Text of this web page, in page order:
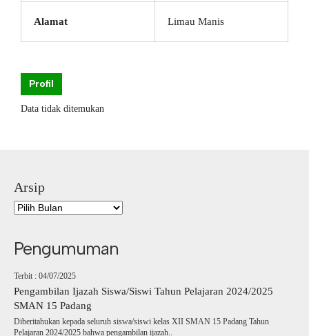
Alamat Limau Manis
Profil
Data tidak ditemukan
Arsip
Pengumuman
Terbit : 04/07/2025
Pengambilan Ijazah Siswa/Siswi Tahun Pelajaran 2024/2025
SMAN 15 Padang
Diberitahukan kepada seluruh siswa/siswi kelas XII SMAN 15 Padang Tahun
Pelajaran 2024/2025 bahwa pengambilan ijazah..